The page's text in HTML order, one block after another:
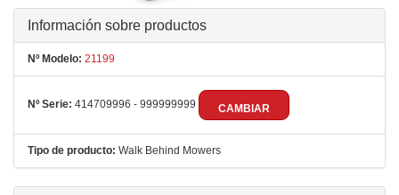
Información sobre productos
Nº Modelo: 21199
Nº Serie: 414709996 - 999999999 CAMBIAR
Tipo de producto: Walk Behind Mowers